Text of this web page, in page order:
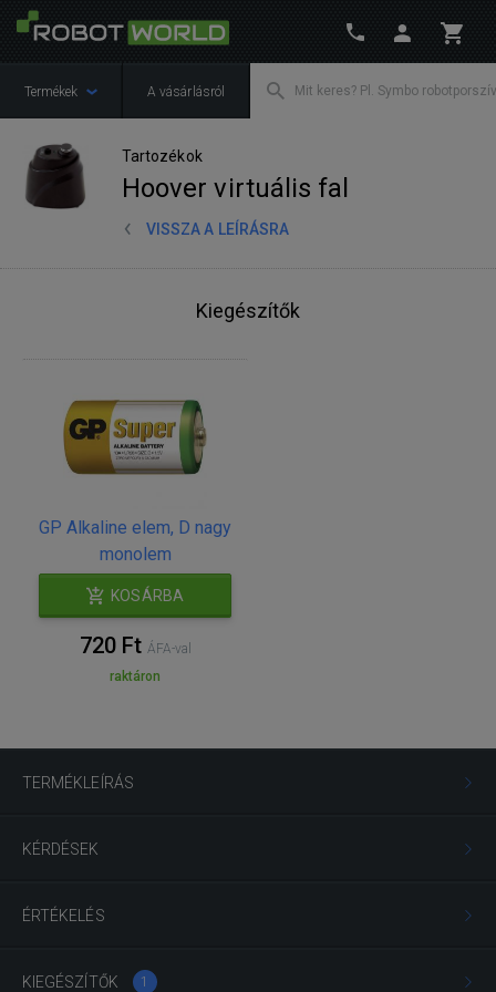
Termékek A vásárlásról
Tartozékok
Hoover virtuális fal
VISSZA A LEÍRÁSRA
TERMÉKLEÍRÁS
KÉRDÉSEK
ÉRTÉKELÉS
KIEGÉSZÍTŐK 1
Kiegészítők
GP Alkaline elem, D nagy
monolem
KOSÁRBA
720 Ft ÁFA-val
raktáron